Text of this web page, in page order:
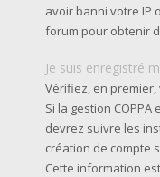
avoir banni votre IP
forum pour obtenir
Je suis enregistré
Vérifiez, en premier,
Si la gestion
devrez suivre les
création de compte
Cette information